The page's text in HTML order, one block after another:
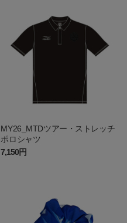
MY26_MTDツアー・ストレッチ
ポロシャツ
7,150円